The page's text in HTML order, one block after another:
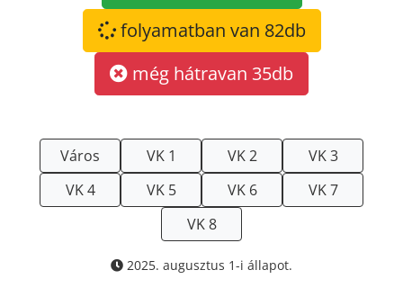
folyamatban van 82db
még hátravan 35db
Város VK 1 VK 2
VK 3
VK 4
VK 5 VK 6
VK 7
VK 8
2025. augusztus 1-i állapot.